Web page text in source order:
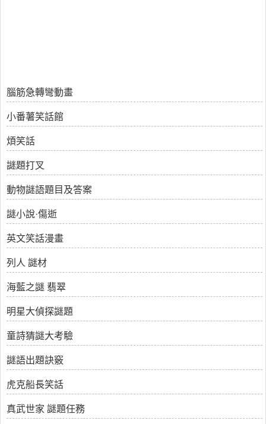
腦筋急轉彎動畫
小番薯笑話館
煩笑話
謎題打叉
動物謎語題目及答案
謎小說·傷逝
英文笑話漫畫
列人 謎材
海藍之謎 翡翠
明星大偵探謎題
童詩猜謎大考驗
謎語出題訣竅
虎克船長笑話
真武世家 謎題任務